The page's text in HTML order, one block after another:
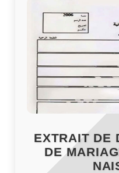
EXTRAIT DE
DE